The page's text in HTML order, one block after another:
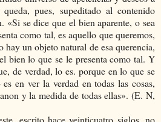
pues, supeditado al contenido
«Si se dice que el bien aparente, o sea
como tal, es aquello que queremos,
hay un objeto natural de esa querencia,
bien lo que se le presenta como tal. Y
de verdad, lo es. porque en lo que se
en ver la verdad en todas las cosas,
y la medida de todas ellas». (E. N,
escrito hace veinticuatro siglos, no